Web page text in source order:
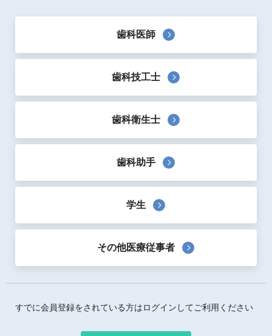
超密植毛テクノロジーの、黒の特殊毛（プラチナコロイド
セラミックス配合毛）＋ダイヤ形状（フッ素配合毛）で磨
歯周ポケットに効果的な超極細毛タイプです。
多数の極小毛束が今までにない磨き心地を実現しました。
い歯垢をしっかり除去します。
価格詳細情報
ブラックダイヤ 超極細毛ハブラシ
ブラックハブラシ
歯科医師
歯科技工士
歯科衛生士
歯科助手
学生
その他医療従事者
すでに会員登録をされている方はログインしてご利用ください